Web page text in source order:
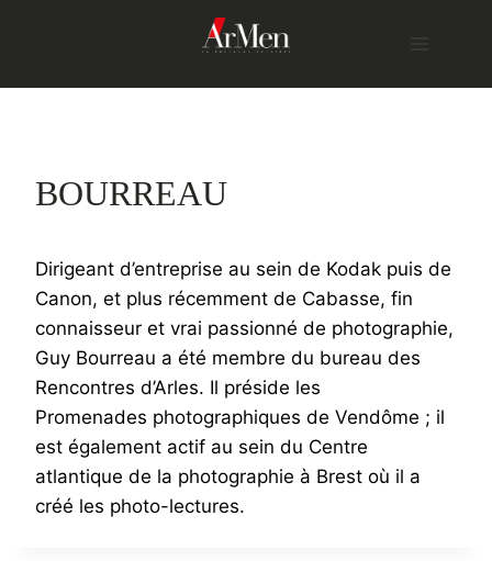
BOURREAU
Dirigeant d’entreprise au sein de Kodak puis de
Canon, et plus récemment de Cabasse, fin
connaisseur et vrai passionné de photographie,
Guy Bourreau a été membre du bureau des
Rencontres d’Arles. Il préside les
Promenades photographiques de Vendôme ; il
est également actif au sein du Centre
atlantique de la photographie à Brest où il a
créé les photo-lectures.